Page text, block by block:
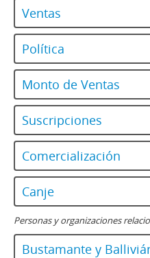
Ventas
Política
Monto de Ventas
Suscripciones
Comercialización
Canje
Personas y organizaciones
Bustamante y